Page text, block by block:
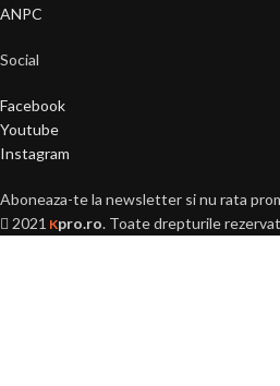
ANPC
Social
Facebook
Youtube
Instagram
Aboneaza-te la newsletter si nu rata
2021 Kpro.ro. Toate drepturile